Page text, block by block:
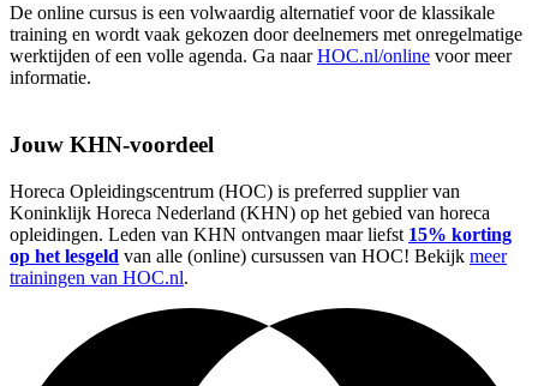
De online cursus is een volwaardig alternatief voor de klassikale
training en wordt vaak gekozen door deelnemers met onregelmatige
werktijden of een volle agenda. Ga naarHOC.nl/online voor meer
informatie.
Jouw KHN-voordeel
Horeca Opleidingscentrum (HOC) is preferred supplier van
Koninklijk Horeca Nederland (KHN) op het gebied van horeca
opleidingen. Leden van KHN ontvangen maar liefst 15% korting
op het lesgeld van alle (online) cursussen van HOC! Bekijk meer
trainingen van HOC.nl.